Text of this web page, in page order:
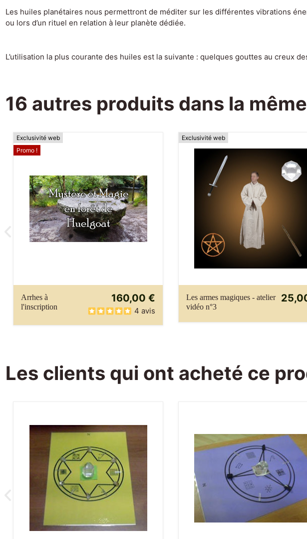
Les huiles planétaires nous permettront de méditer sur les différentes vibrations
ou lors d’un rituel en relation à leur planète dédiée.
L’utilisation la plus courante des huiles est la suivante : quelques gouttes au creux
16 autres produits dans la
Exclusivité web
Promo !
Arrhes à
l'inscription
160,00 €
4 avis
Exclusivité web
Les armes magiques - atelier
vidéo n°3
Les clients qui ont acheté ce